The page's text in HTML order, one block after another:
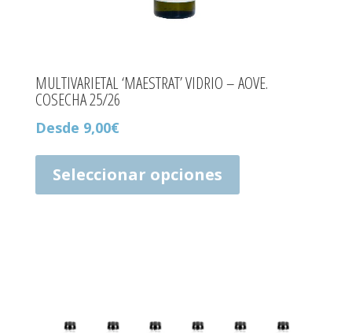
MULTIVARIETAL ‘MAESTRAT’ VIDRIO – AOVE.
COSECHA 25/26
Desde 9,00€
Seleccionar opciones
en